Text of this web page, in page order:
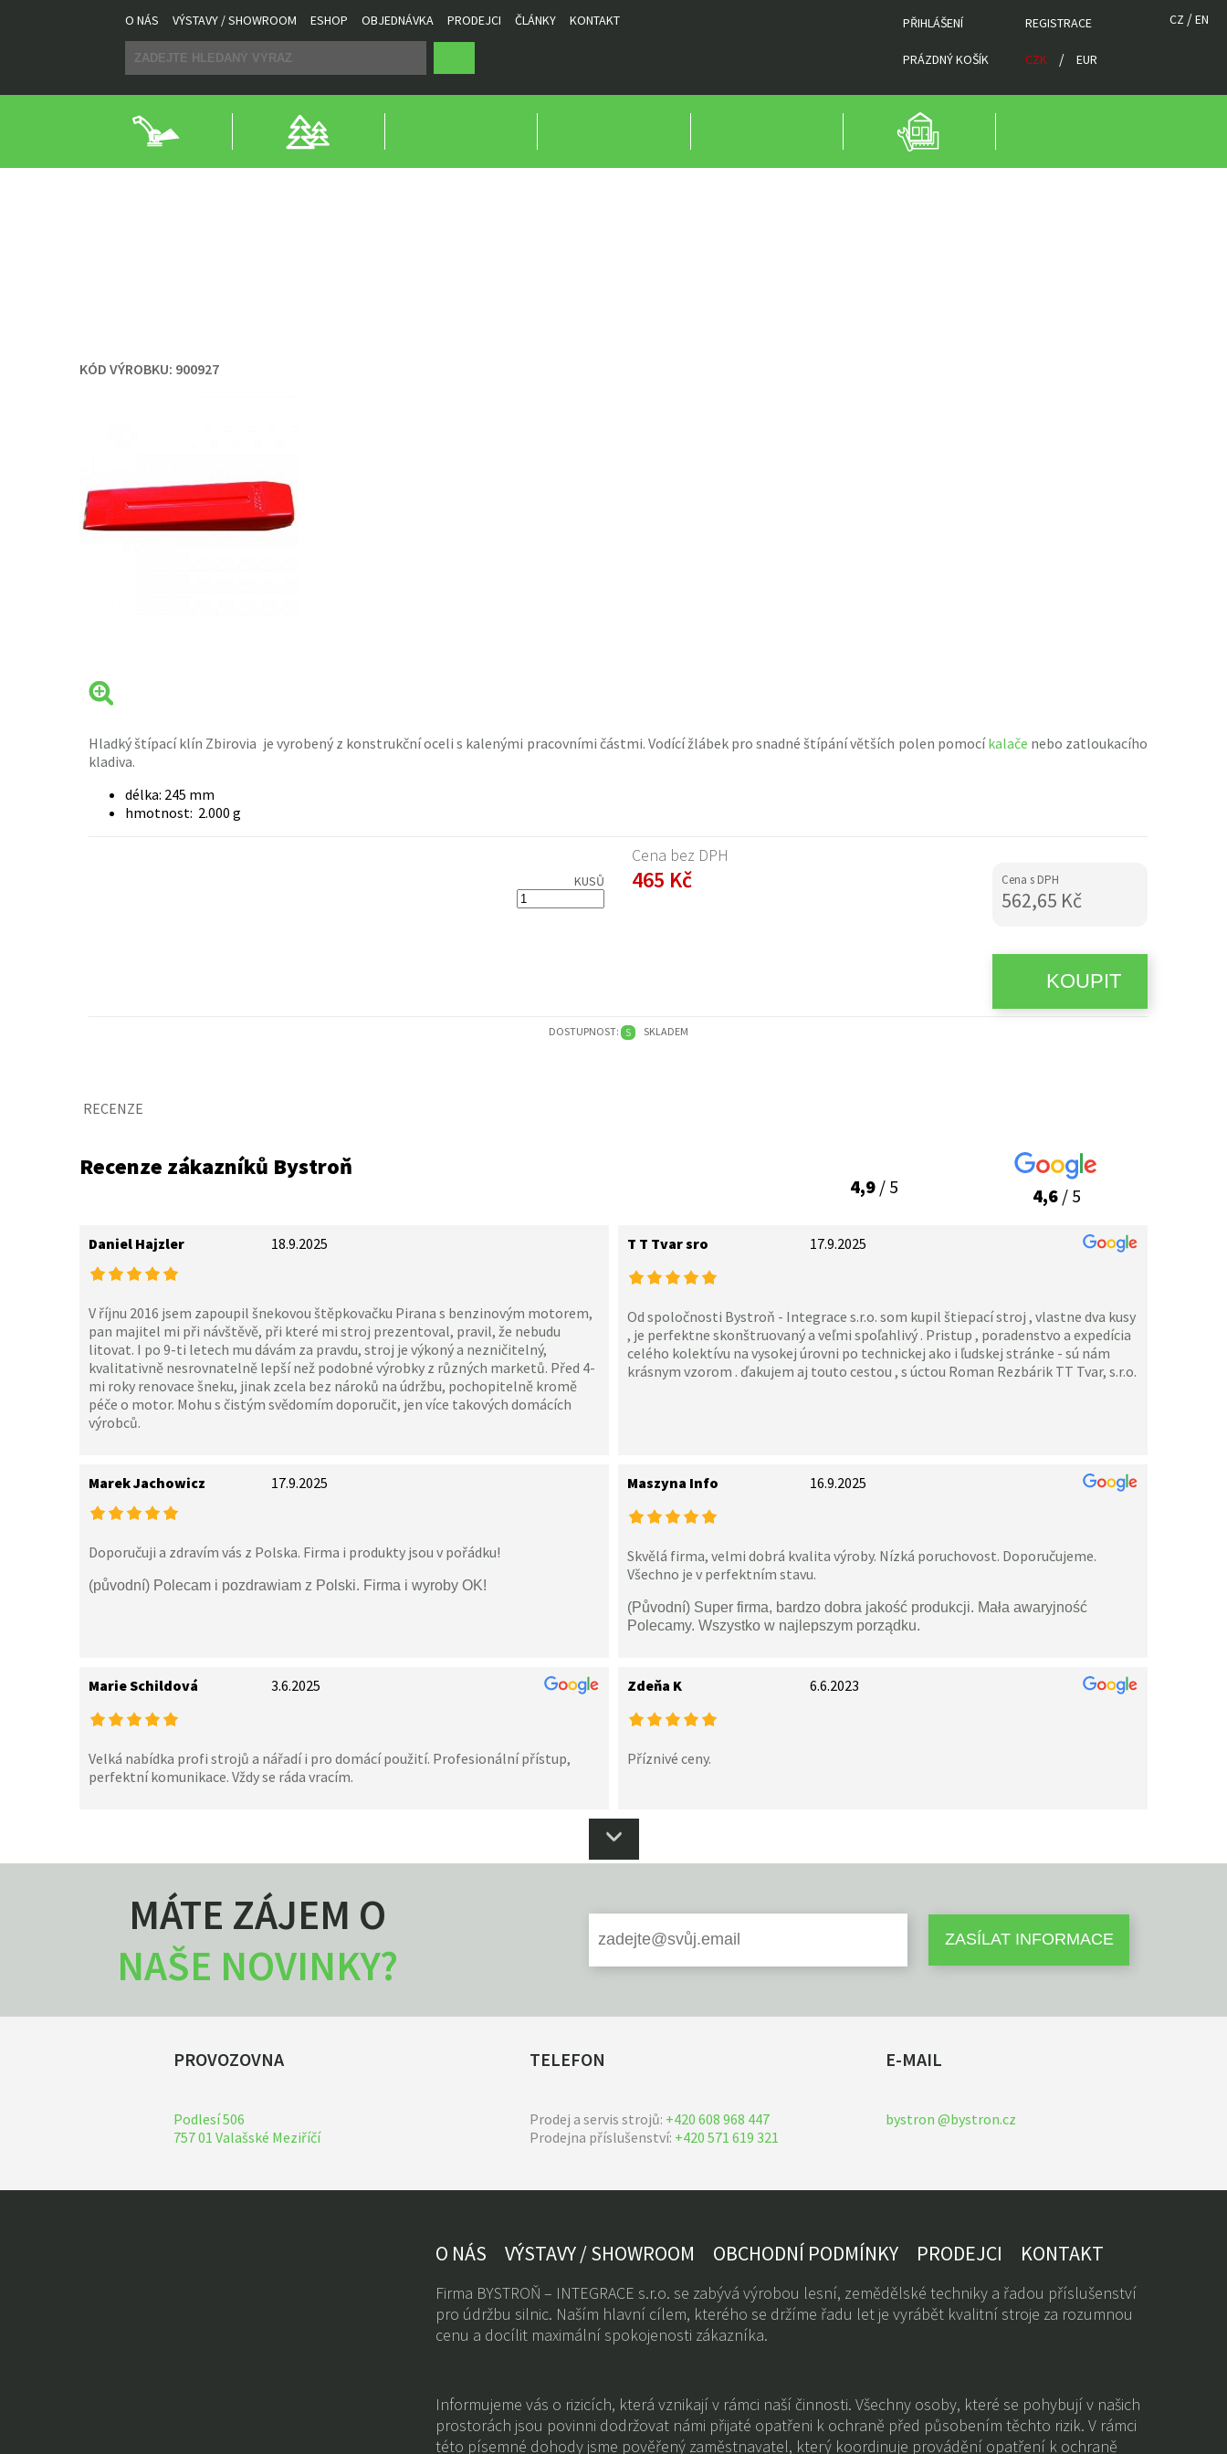
O NÁS VÝSTAVY / SHOWROOM ESHOP OBJEDNÁVKA PRODEJCI ČLÁNKY KONTAKT PŘIHLÁŠENÍ REGISTRACE
PRÁZDNÝ KOŠÍK CZK / EUR
CZ /EN
KÓD VÝROBKU: 900927
Hladký štípacíklín Zbirovia je vyrobený z konstrukční oceli s kalenými pracovními částmi. Vodící žlábek pro snadné štípání větších polen pomocíkalače nebo zatloukacího
kladiva.
délka: 245 mm
hmotnost: 2.000 g
KUSŮ
Cena bez DPH
465 Kč Cena s DPH
562,65 Kč
DOSTUPNOST: S SKLADEM
RECENZE
Recenze zákazníků Bystroň
4,9/ 5 4,6/ 5
Daniel Hajzler 18.9.2025
V říjnu 2016 jsem zapoupil šnekovou štěpkovačku Pirana s benzinovým motorem,
pan majitel mi při návštěvě, při které mi stroj prezentoval, pravil, že nebudu
litovat. I po 9-ti letech mu dávám za pravdu, stroj je výkoný a nezničitelný,
kvalitativně nesrovnatelně lepší než podobné výrobky z různých marketů. Před 4-
mi roky renovace šneku, jinak zcela bez nároků na údržbu, pochopitelně kromě
péče o motor. Mohu s čistým svědomím doporučit, jen více takových domácích
výrobců.
T T Tvar sro 17.9.2025
Od spoločnosti Bystroň - Integrace s.r.o. som kupil štiepací stroj , vlastne dva kusy
, je perfektne skonštruovaný a veľmi spoľahlivý . Pristup , poradenstvo a expedícia
celého kolektívu na vysokej úrovni po technickej ako i ľudskej stránke - sú nám
krásnym vzorom . ďakujem aj touto cestou , s úctou Roman Rezbárik TT Tvar, s.r.o.
Marek Jachowicz 17.9.2025
Doporučuji a zdravím vás z Polska. Firma i produkty jsou v pořádku!
(původní) Polecam i pozdrawiam z Polski. Firma i wyroby OK!
Maszyna Info 16.9.2025
Skvělá firma, velmi dobrá kvalita výroby. Nízká poruchovost. Doporučujeme.
Všechno je v perfektním stavu.
(Původní) Super firma, bardzo dobra jakość produkcji. Mała awaryjność
Polecamy. Wszystko w najlepszym porządku.
Marie Schildová 3.6.2025
Velká nabídka profi strojů a nářadí i pro domácí použití. Profesionální přístup,
perfektní komunikace. Vždy se ráda vracím.
Zdeňa K 6.6.2023
Příznivé ceny.
MÁTE ZÁJEM O
NAŠE NOVINKY?
PROVOZOVNA
Podlesí 506
757 01 Valašské Meziříčí
TELEFON
Prodej a servis strojů: +420 608 968 447
Prodejna příslušenství: +420 571 619 321
E-MAIL
bystron @bystron.cz
O NÁS VÝSTAVY / SHOWROOM OBCHODNÍ PODMÍNKY PRODEJCI KONTAKT
Firma BYSTROŇ – INTEGRACE s.r.o. se zabývá výrobou lesní, zemědělské techniky a řadou příslušenství
pro údržbu silnic. Naším hlavní cílem, kterého se držíme řadu let je vyrábět kvalitní stroje za rozumnou
cenu a docílit maximální spokojenosti zákazníka.
Informujeme vás o rizicích, která vznikají v rámci naší činnosti. Všechny osoby, které se pohybují v našich
prostorách jsou povinni dodržovat námi přijaté opatřeni k ochraně před působením těchto rizik. V rámci
této písemné dohody jsme pověřený zaměstnavatel, který koordinuje provádění opatření k ochraně